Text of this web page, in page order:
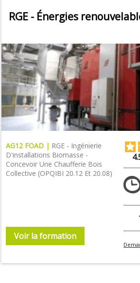
RGE - Énergies
AG12 FOAD | RGE - Ingénierie
D'installations Biomasse -
Concevoir Une Chaufferie Bois
Collective (OPQIBI 20.12 Et 20.08)
Voir la formation